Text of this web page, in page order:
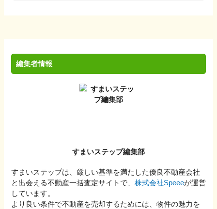
編集者情報
すまいステップ編集部
すまいステップは、厳しい基準を満たした優良不動産会社
と出会える不動産一括査定サイトで、 株式会社Speeeが運営
しています。
より良い条件で不動産を売却するためには、物件の魅力を